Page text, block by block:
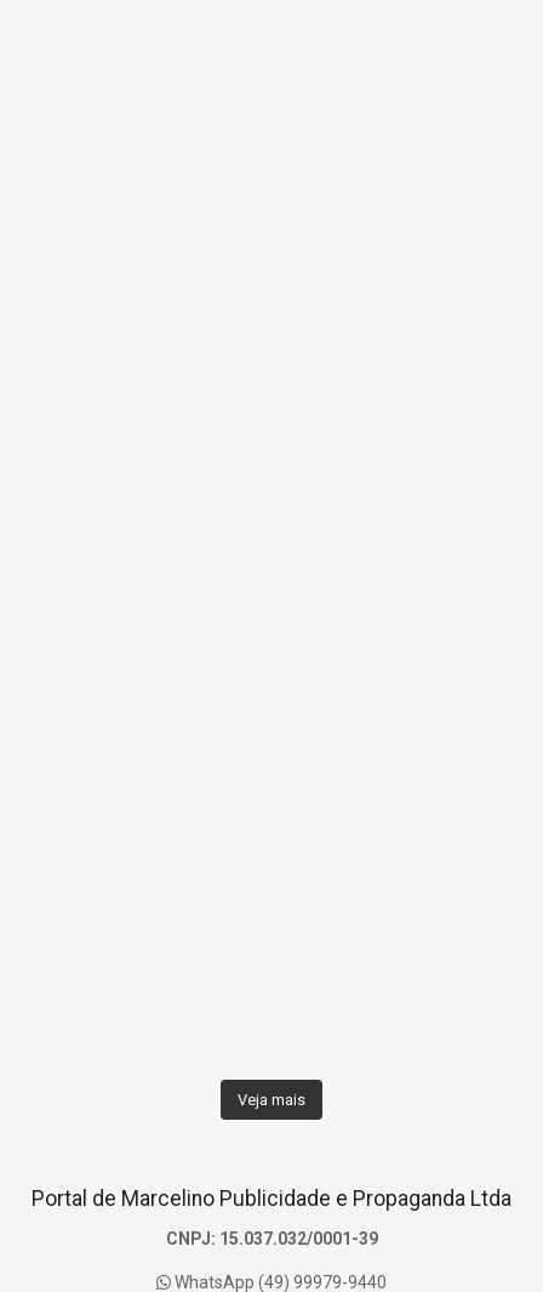
Veja mais
Portal de Marcelino Publicidade e Propaganda Ltda
CNPJ: 15.037.032/0001-39
WhatsApp (49) 99979-9440